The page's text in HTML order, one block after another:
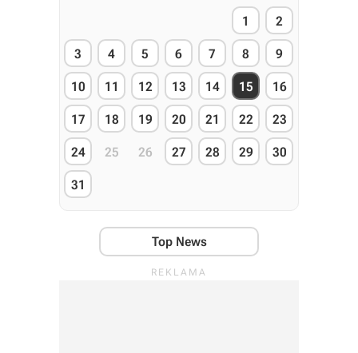
1 2
3 4 5 6 7 8 9
10 11 12 13 14 15 16
17 18 19 20 21 22 23
24 25 26 27 28 29 30
31
Top News